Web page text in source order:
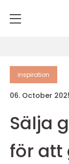
inspiration
06. October
Sälja
för att